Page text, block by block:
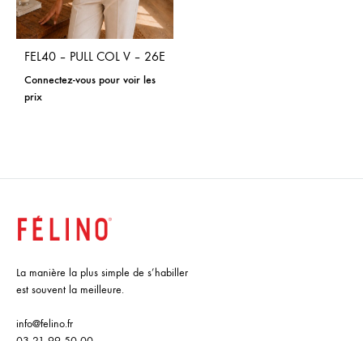
FEL40 – PULL COL V – 26E
Connectez-vous pour voir les
prix
La manière la plus simple de s’habiller
est souvent la meilleure.
info@felino.fr